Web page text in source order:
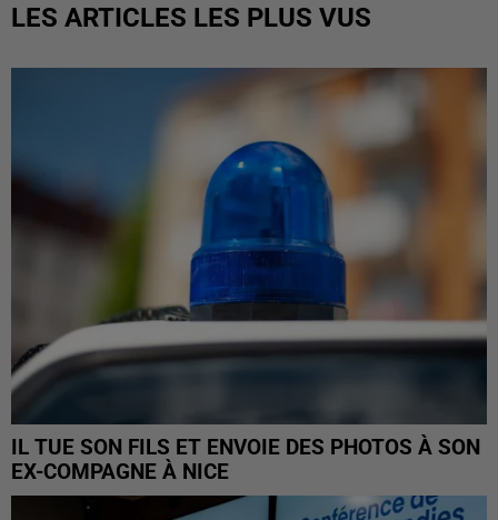
LES ARTICLES LES PLUS VUS
IL TUE SON FILS ET ENVOIE DES PHOTOS À SON
EX-COMPAGNE À NICE